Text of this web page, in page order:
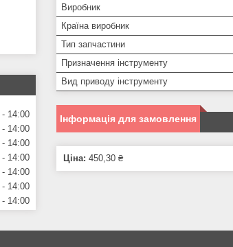
Виробник
Країна виробник
Тип запчастини
Призначення інструменту
Вид приводу інструменту
Інформація для замовлення
Ціна: 450,30 ₴
14:00
14:00
14:00
14:00
14:00
14:00
14:00